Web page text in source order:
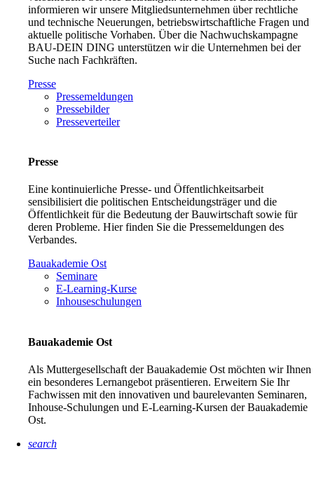
informieren wir unsere Mitgliedsunternehmen über rechtliche
und technische Neuerungen, betriebswirtschaftliche Fragen und
aktuelle politische Vorhaben. Über die Nachwuchskampagne
BAU-DEIN DING unterstützen wir die Unternehmen bei der
Suche nach Fachkräften.
Presse
Pressemeldungen
Pressebilder
Presseverteiler
Presse
Eine kontinuierliche Presse- und Öffentlichkeitsarbeit
sensibilisiert die politischen Entscheidungsträger und die
Öffentlichkeit für die Bedeutung der Bauwirtschaft sowie für
deren Probleme. Hier finden Sie die Pressemeldungen des
Verbandes.
Bauakademie Ost
Seminare
E-Learning-Kurse
Inhouseschulungen
Bauakademie Ost
Als Muttergesellschaft der Bauakademie Ost möchten wir Ihnen
ein besonderes Lernangebot präsentieren. Erweitern Sie Ihr
Fachwissen mit den innovativen und baurelevanten Seminaren,
Inhouse-Schulungen und E-Learning-Kursen der Bauakademie
Ost.
search